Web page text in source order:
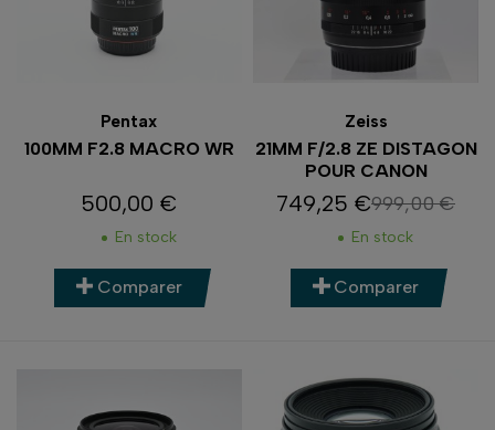
Pentax
100MM F2.8 MACRO WR
Prix
500,00 €
En stock
Comparer
Zeiss
21MM F/2.8 ZE DISTAGON
POUR CANON
Prix
749,25 €Prix de base
999,00 €
En stock
Comparer